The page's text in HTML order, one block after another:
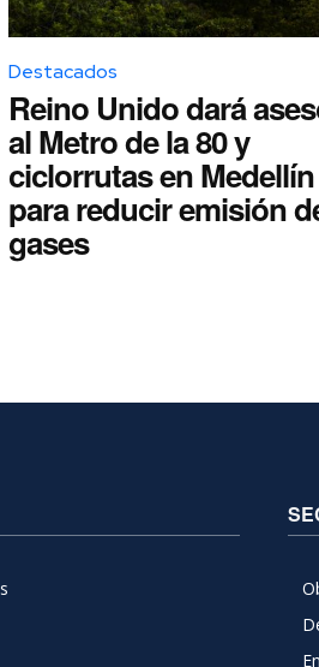
Destacados
Reino Unido dará
al Metro de la 80 y
ciclorrutas en Medellín
para reducir emisión
gases